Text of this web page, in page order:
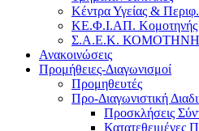
Κέντρα Υγείας & Περιφ.
ΚΕ.Φ.Ι.ΑΠ. Κομοτηνής
Σ.Α.Ε.Κ.
Ανακοινώσεις
Προμήθειες-Διαγωνισμοί
Προμηθευτές
Προ-Διαγωνιστική
Προσκλήσεις
Κατατεθειμένες